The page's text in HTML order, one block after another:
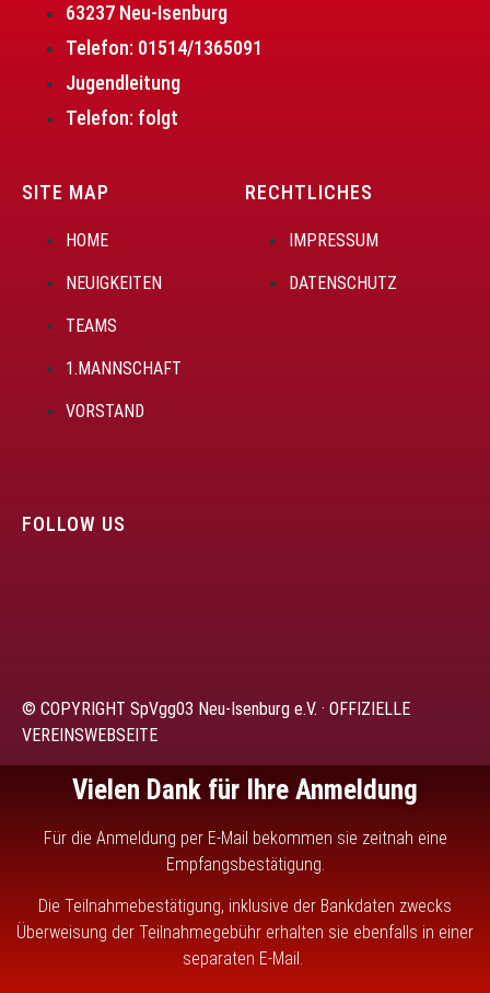
63237 Neu-Isenburg
Telefon: 01514/1365091
Jugendleitung
Telefon: folgt
SITE MAP
HOME
NEUIGKEITEN
TEAMS
1.MANNSCHAFT
VORSTAND
RECHTLICHES
IMPRESSUM
DATENSCHUTZ
FOLLOW US
© COPYRIGHT SpVgg03 Neu-Isenburg e.V. · OFFIZIELLE
VEREINSWEBSEITE
Vielen Dank für Ihre Anmeldung
Für die Anmeldung per E-Mail bekommen sie zeitnah eine
Empfangsbestätigung.
Die Teilnahmebestätigung, inklusive der Bankdaten zwecks
Überweisung der Teilnahmegebühr erhalten sie ebenfalls in einer
separaten E-Mail.